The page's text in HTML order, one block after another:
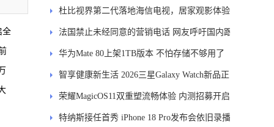
全
发DMS
杜比视界第二代落地海信电视，居家观影体验
能迎来哪些升级？
法国禁止未经同意的营销电话 网友呼吁国内跟
进
华为Mate 80上架1TB版本 不怕存储不够用了
智享健康新生活 2026三星Galaxy Watch新品正
式开售
荣耀MagicOS11双重塑流畅体验 内测招募开启
特纳斯接任首秀 iPhone 18 Pro发布会依旧录播